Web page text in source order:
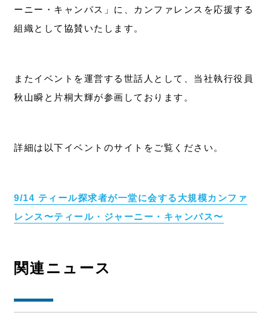
お問い合わせ
ーニー・キャンパス」に、カンファレンスを応援する
組織として協賛いたします。
またイベントを運営する世話人として、当社執行役員
秋山瞬と片桐大輝が参画しております。
詳細は以下イベントのサイトをご覧ください。
9/14 ティール探求者が一堂に会する大規模カンファ
レンス〜ティール・ジャーニー・キャンパス〜
関連ニュース